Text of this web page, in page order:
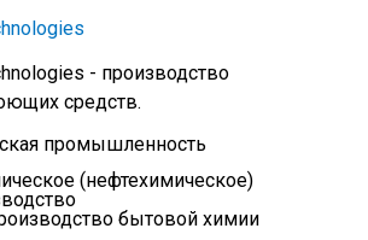
- производство
средств.
промышленность
(нефтехимическое)
бытовой химии